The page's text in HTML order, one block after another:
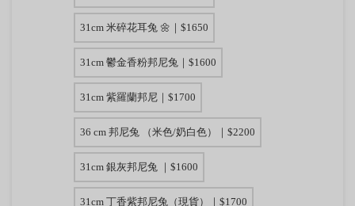
31cm 米碎花耳兔 🌼｜$1650
31cm 鬱金香粉邦尼兔｜$1600
31cm 紫羅蘭邦尼｜$1700
36 cm 邦尼兔 （米色/奶白色）｜$2200
31cm 銀灰邦尼兔 ｜$1600
31cm 丁香紫邦尼兔（現貨）｜$1700